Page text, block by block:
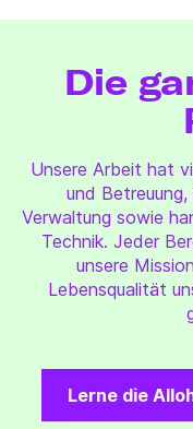
Die
Unsere Arbeit hat
und
Verwaltung sowie
Technik. Jeder
unsere
Lebensqualität
Lerne die